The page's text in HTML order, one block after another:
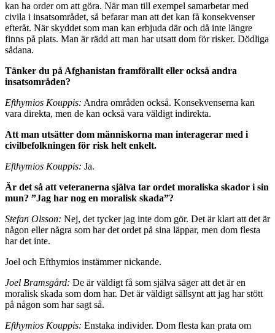
kan ha order om att göra. När man till ex­empel samarbetar med
civila i insatsområdet, så befarar man att det kan få konsekvenser
efteråt. När skyddet som man kan erbjuda där och då inte längre
finns på plats. Man är rädd att man har utsatt dom för risker. Dödliga
sådana.
Tänker du på Afghanistan framförallt eller också an­dra
insatsområden?
Efthymios Kouppis: Andra områden också. Konsekven­serna kan
vara direkta, men de kan också vara väldigt indirekta.
Att man utsätter dom människorna man interagerar med i
civilbefolkningen för risk helt enkelt.
Efthymios Kouppis: Ja.
Är det så att veteranerna själva tar ordet moraliska skador i sin
mun? ”Jag har nog en moralisk skada”?
Stefan Olsson: Nej, det tycker jag inte dom gör. Det är klart att det är
någon eller några som har det ordet på sina läppar, men dom flesta
har det inte.
Joel och Efthymios instämmer nickande.
Joel Bramsgård: De är väldigt få som själva säger att det är en
moralisk skada som dom har. Det är väldigt säll­synt att jag har stött
på någon som har sagt så.
Efthymios Kouppis: Enstaka individer. Dom flesta kan prata om